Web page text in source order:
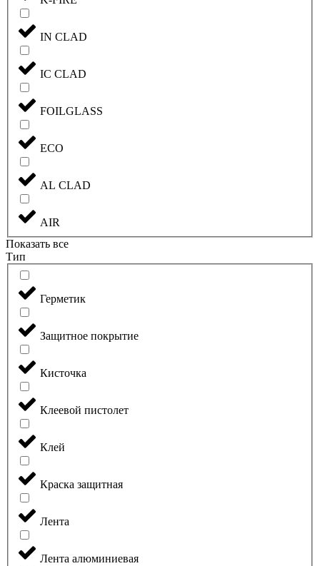
IN CLAD
IC CLAD
FOILGLASS
ECO
AL CLAD
AIR
Показать все
Тип
Герметик
Защитное покрытие
Кисточка
Клеевой пистолет
Клей
Краска защитная
Лента
Лента алюминиевая